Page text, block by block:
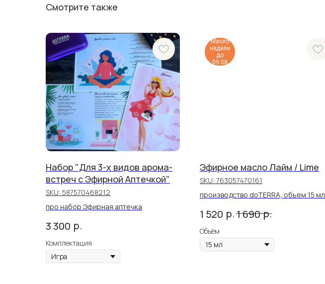
Смотрите также
Набор "Для 3-х видов арома-
встреч с Эфирной Аптечкой"
SKU: 587570468212
про набор Эфирная аптечка
3 300 р.
Комплектация
Масло
недели
до
09.08
Эфирное масло Лайм / Lime
SKU: 763057470161
производство doTERRA, объем 15 мл
1 520 р.1 690 р.
Объём